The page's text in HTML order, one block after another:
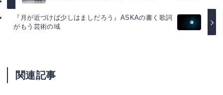
『月が近づけば少しはましだろう』ASKAの書く歌詞
がもう芸術の域
関連記事